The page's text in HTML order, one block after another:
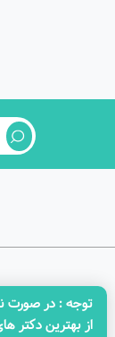
توجه‌ : در صورت
از بهترین دکتر